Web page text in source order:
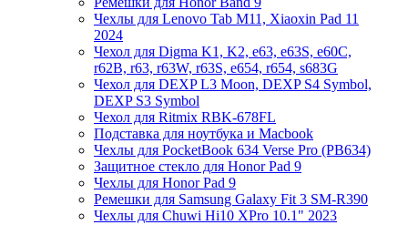
Чехлы для Lenovo Tab M11, Xiaoxin Pad 11
2024
Чехол для Digma K1, K2, e63, e63S, e60C,
r62B, r63, r63W, r63S, e654, r654, s683G
Чехол для DEXP L3 Moon, DEXP S4 Symbol,
DEXP S3 Symbol
Чехол для Ritmix RBK-678FL
Подставка для ноутбука и Macbook
Чехлы для PocketBook 634 Verse Pro (PB634)
Защитное стекло для Honor Pad 9
Чехлы для Honor Pad 9
Ремешки для Samsung Galaxy Fit 3 SM-R390
Чехлы для Chuwi Hi10 XPro 10.1" 2023